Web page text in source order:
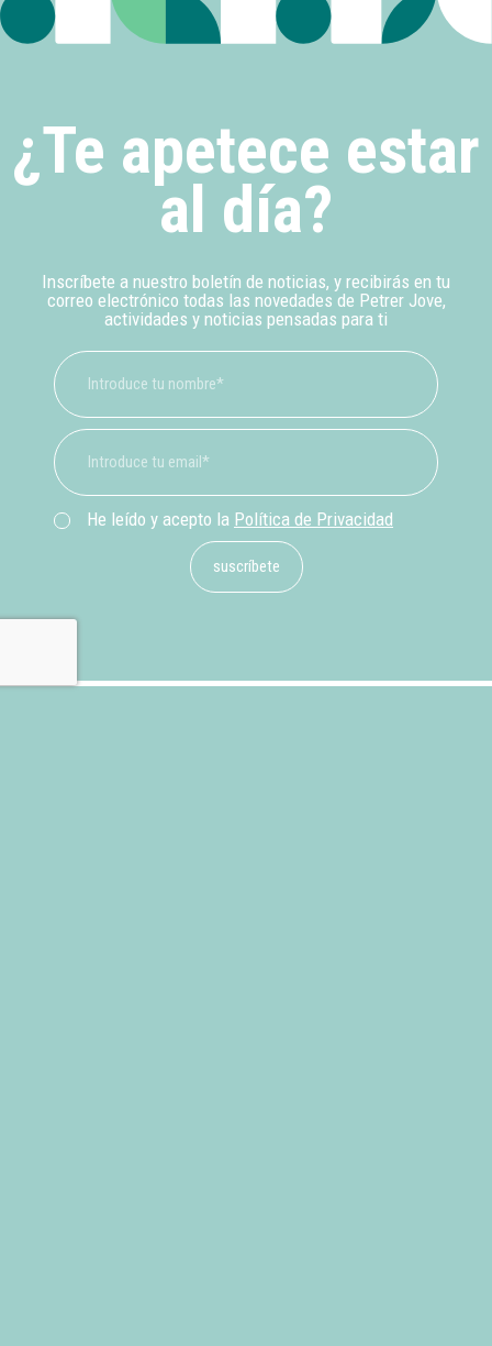
¿Te apetece estar
al día?
Inscríbete a nuestro boletín de noticias, y recibirás en tu
correo electrónico todas las novedades de Petrer Jove,
actividades y noticias pensadas para ti
He leído y acepto la Política de Privacidad
suscríbete